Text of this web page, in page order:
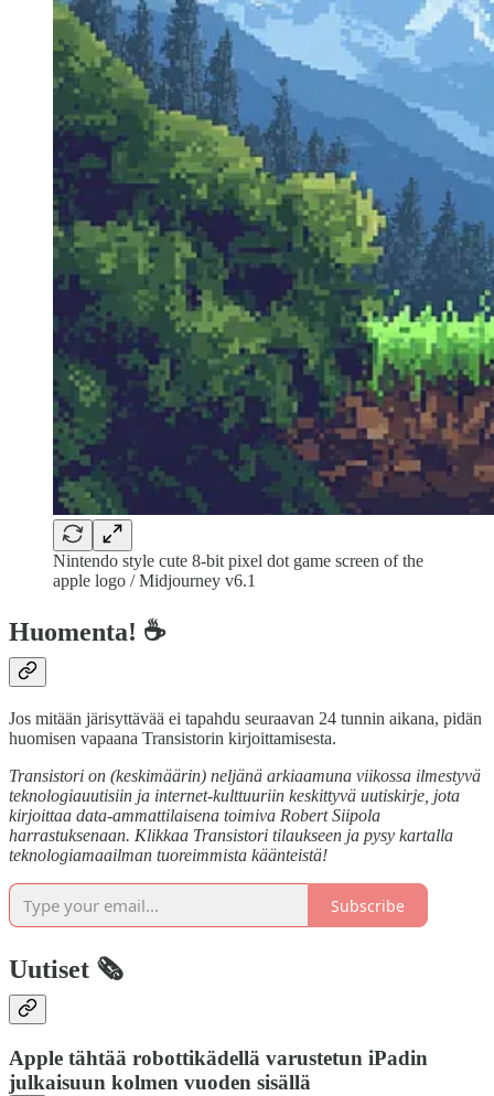
Nintendo style cute 8-bit pixel dot game screen of the
apple logo / Midjourney v6.1
Huomenta! ☕
Jos mitään järisyttävää ei tapahdu seuraavan 24 tunnin aikana, pidän
huomisen vapaana Transistorin kirjoittamisesta.
Transistori on (keskimäärin) neljänä arkiaamuna viikossa ilmestyvä
teknologiauutisiin ja internet-kulttuuriin keskittyvä uutiskirje, jota
kirjoittaa data-ammattilaisena toimiva Robert Siipola
harrastuksenaan. Klikkaa Transistori tilaukseen ja pysy kartalla
teknologiamaailman tuoreimmista käänteistä!
Subscribe
Uutiset 🗞️
Apple tähtää robottikädellä varustetun iPadin
julkaisuun kolmen vuoden sisällä